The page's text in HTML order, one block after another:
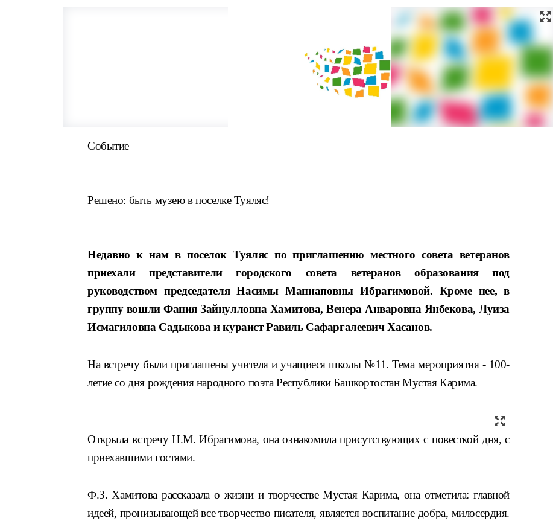
Событие
Решено: быть музею в поселке Туяляс!
Недавно к нам в поселок Туяляс по приглашению местного совета ветеранов
приехали представители городского совета ветеранов образования под
руководством председателя Насимы Маннаповны Ибрагимовой. Кроме нее, в
группу вошли Фания Зайнулловна Хамитова, Венера Анваровна Янбекова, Луиза
Исмагиловна Садыкова и кураист Равиль Сафаргалеевич Хасанов.
Навстречу были приглашены учителя и учащиеся школы №11. Тема мероприятия - 100-
летие со дня рождения народного поэта Республики Башкортостан Мустая Карима.
Открыла встречуН.М. Ибрагимова, она ознакомила присутствующих с повесткой дня, с
приехавшими гостями.
Ф.З. Хамитова рассказалао жизни и творчестве Мустая Карима, она отметила: главной
идеей, пронизывающей все творчество писателя, является воспитание добра, милосердия.